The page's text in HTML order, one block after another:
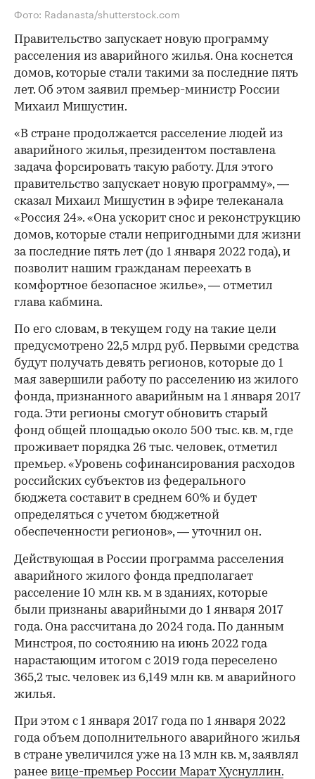
Фото: Radanasta/shutterstock.com
Правительство запускает новую программу
расселения из аварийного жилья. Она коснется
домов, которые стали такими за последние пять
лет. Об этом заявил премьер-министр России
Михаил Мишустин.
«В стране продолжается расселение людей из
аварийного жилья, президентом поставлена
задача форсировать такую работу. Для этого
правительство запускает новую программу», —
сказал Михаил Мишустин в эфире телеканала
«Россия 24». «Она ускорит снос и реконструкцию
домов, которые стали непригодными для жизни
за последние пять лет (до 1 января 2022 года), и
позволит нашим гражданам переехать в
комфортное безопасное жилье», — отметил
глава кабмина.
По его словам, в текущем году на такие цели
предусмотрено 22,5 млрд руб. Первыми средства
будут получать девять регионов, которые до 1
мая завершили работу по расселению из жилого
фонда, признанного аварийным на 1 января 2017
года. Эти регионы смогут обновить старый
фонд общей площадью около 500 тыс. кв. м, где
проживает порядка 26 тыс. человек, отметил
премьер. «Уровень софинансирования расходов
российских субъектов из федерального
бюджета составит в среднем 60% и будет
определяться с учетом бюджетной
обеспеченности регионов», — уточнил он.
Действующая в России программа расселения
аварийного жилого фонда предполагает
расселение 10 млн кв. м в зданиях, которые
были признаны аварийными до 1 января 2017
года. Она рассчитана до 2024 года. По данным
Минстроя, по состоянию на июнь 2022 года
нарастающим итогом с 2019 года переселено
365,2 тыс. человек из 6,149 млн кв. м аварийного
жилья.
При этом с 1 января 2017 года по 1 января 2022
года объем дополнительного аварийного жилья
в стране увеличился уже на 13 млн кв. м, заявлял
ранее вице-премьер России Марат Хуснуллин.